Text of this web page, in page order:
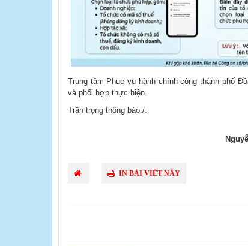
Trung tâm Phục vụ hành chính công thành phố
và phối hợp thực hiện.
Trân trọng thông báo./.​
IN BÀI VIẾT NÀY